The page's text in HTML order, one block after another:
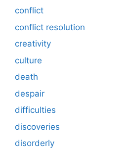
conflict
conflict resolution
creativity
culture
death
despair
difficulties
discoveries
disorderly